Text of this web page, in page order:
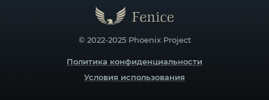
© 2022-2025 Phoenix Project
Политика конфиденциальности
Условия использования